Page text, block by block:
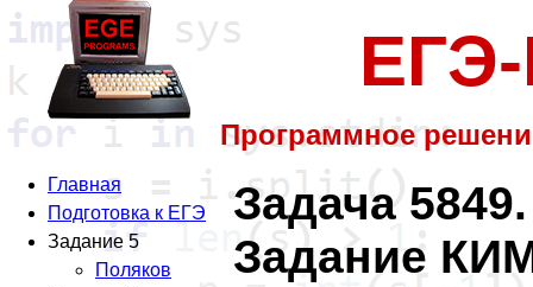
Программное
Главная
Подготовка к ЕГЭ
Задание 5
Поляков
Задача
Задание